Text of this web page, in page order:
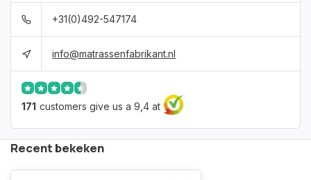
+31(0)492-547174
info@matrassenfabrikant.nl
171 customers give us a 9,4 at
Recent bekeken